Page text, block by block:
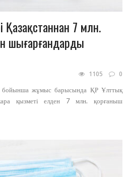
7 млн.
шығарғандарды
1105 0
бойынша жұмыс барысында ҚР Ұлттық
қызметі елден 7 млн. қорғаныш